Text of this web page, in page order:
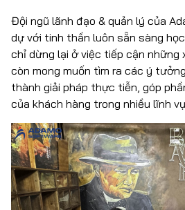
Đội ngũ lãnh đạo & quản lý của
dự với tinh thần luôn sẵn sàng
chỉ dừng lại ở việc tiếp cận những
còn mong muốn tìm ra các ý
thành giải pháp thực tiễn, góp
của khách hàng trong nhiều lĩnh